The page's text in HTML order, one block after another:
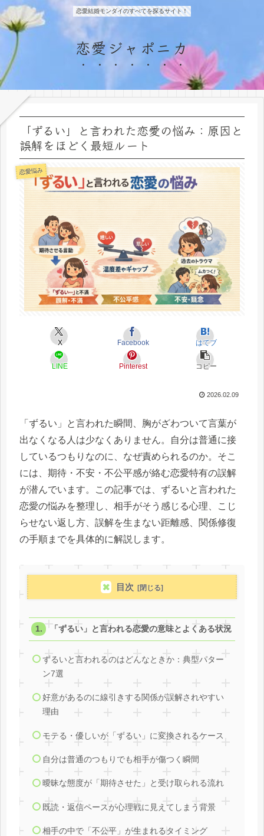
恋愛結婚モンダイのすべてを探るサイト！
恋愛ジャポニカ
「ずるい」と言われた恋愛の悩み：原因と
誤解をほどく最短ルート
恋愛悩み
X Facebook はてブ
LINE Pinterest コピー
2026.02.09
「ずるい」と言われた瞬間、胸がざわついて言葉が
出なくなる人は少なくありません。自分は普通に接
しているつもりなのに、なぜ責められるのか。そこ
には、期待・不安・不公平感が絡む恋愛特有の誤解
が潜んでいます。この記事では、ずるいと言われた
恋愛の悩みを整理し、相手がそう感じる心理、こじ
らせない返し方、誤解を生まない距離感、関係修復
の手順までを具体的に解説します。
目次
「ずるい」と言われる恋愛の意味とよくある状況
ずるいと言われるのはどんなときか：典型パター
ン7選
好意があるのに線引きする関係が誤解されやすい
理由
モテる・優しいが「ずるい」に変換されるケース
自分は普通のつもりでも相手が傷つく瞬間
曖昧な態度が「期待させた」と受け取られる流れ
既読・返信ペースが心理戦に見えてしまう背景
相手の中で「不公平」が生まれるタイミング